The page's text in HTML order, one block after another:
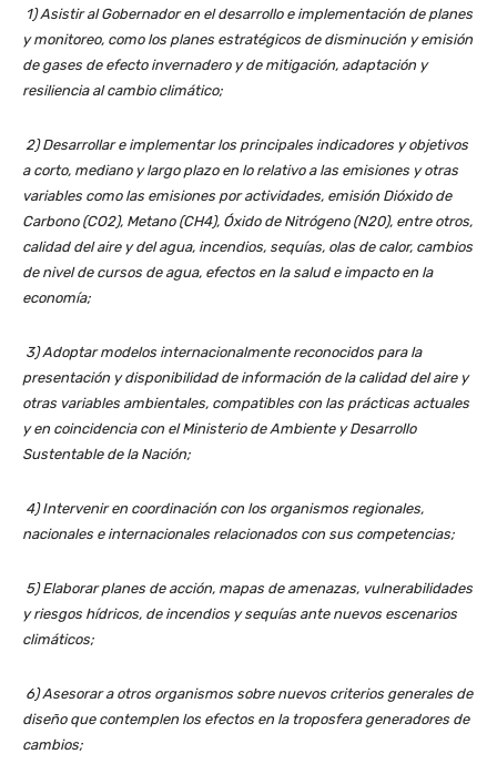
1) Asistir al Gobernador en el desarrollo e implementación de planes
y monitoreo, como los planes estratégicos de disminución y emisión
de gases de efecto invernadero y de mitigación, adaptación y
resiliencia al cambio climático;
2) Desarrollar e implementar los principales indicadores y objetivos
a corto, mediano y largo plazo en lo relativo a las emisiones y otras
variables como las emisiones por actividades, emisión Dióxido de
Carbono (CO2), Metano (CH4), Óxido de Nitrógeno (N20), entre otros,
calidad del aire y del agua, incendios, sequías, olas de calor, cambios
de nivel de cursos de agua, efectos en la salud e impacto en la
economía;
3) Adoptar modelos internacionalmente reconocidos para la
presentación y disponibilidad de información de la calidad del aire y
otras variables ambientales, compatibles con las prácticas actuales
y en coincidencia con el Ministerio de Ambiente y Desarrollo
Sustentable de la Nación;
4) Intervenir en coordinación con los organismos regionales,
nacionales e internacionales relacionados con sus competencias;
5) Elaborar planes de acción, mapas de amenazas, vulnerabilidades
y riesgos hídricos, de incendios y sequías ante nuevos escenarios
climáticos;
6) Asesorar a otros organismos sobre nuevos criterios generales de
diseño que contemplen los efectos en la troposfera generadores de
cambios;